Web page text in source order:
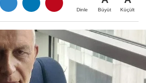
Dinle Büyüt Küçült